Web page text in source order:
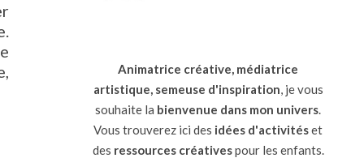
Animatrice créative, médiatrice
artistique, semeuse d'inspiration, je vous
souhaite la bienvenue dans mon univers.
Vous trouverez ici des idées d'activitéset
des ressources créativespour les enfants.